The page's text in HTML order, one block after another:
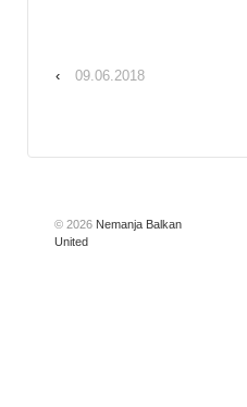
‹ 09.06.2018
© 2026 Nemanja Balkan
United